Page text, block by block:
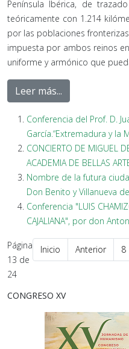
Península Ibérica, de
teóricamente con 1.214
por las poblaciones
impuesta por ambos reinos
uniforme y armónico que
Leer más...
Conferencia del Prof. D.
García.“Extremadura y la
CONCIERTO DE MIGUEL
ACADEMIA DE BELLAS
Nombre de la futura
Don Benito y Villanueva
Conferencia "LUIS
CAJALIANA", por don
Página
13 de
24
Inicio Anterior 8
CONGRESO XV